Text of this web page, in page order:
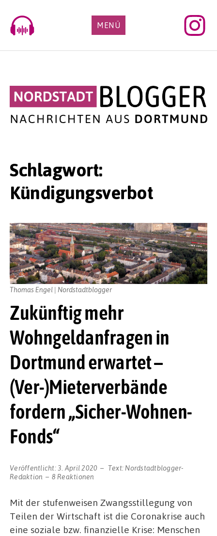
content
MENÜ
Schlagwort:
Kündigungsverbot
Zukünftig mehr
Wohngeldanfragen in
Dortmund erwartet –
(Ver-)Mieterverbände
fordern „Sicher-Wohnen-
Fonds“
Veröffentlicht:3. April 2020 Text: Nordstadtblogger-
Redaktion
8 Reaktionen
Thomas Engel | Nordstadtblogger
Mit der stufenweisen Zwangsstillegung von
Teilen der Wirtschaft ist die Coronakrise auch
eine soziale bzw. finanzielle Krise: Menschen